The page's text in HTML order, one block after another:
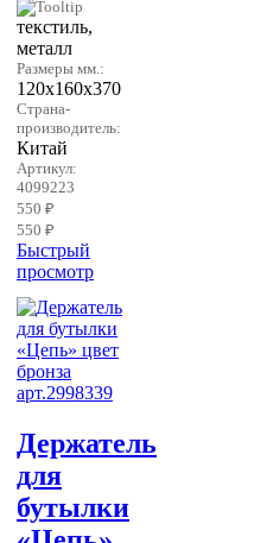
текстиль,
металл
Размеры мм.:
120х160х370
Страна-
производитель:
Китай
Артикул:
4099223
550 ₽
550 ₽
Быстрый
просмотр
Держатель
для
бутылки